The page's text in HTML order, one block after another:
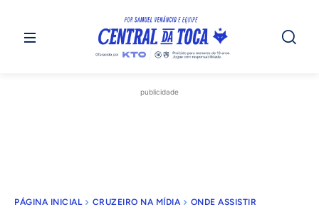
publicidade
PÁGINA INICIAL CRUZEIRO NA MÍDIA ONDE ASSISTIR